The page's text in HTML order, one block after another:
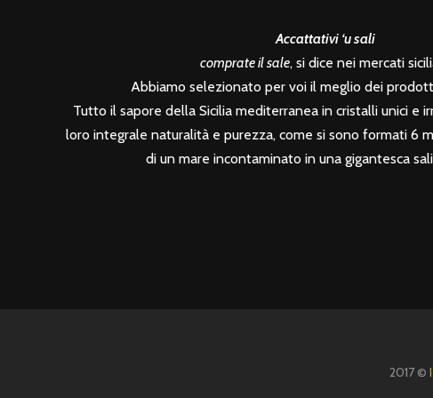
Accattativi ‘u sali
comprate il sale, si dice nei mercati
Abbiamo selezionato per voi il meglio dei
Tutto il sapore della Sicilia mediterranea in cristalli unici e
loro integrale naturalità e purezza, come si sono formati 6
di un mare incontaminato in una gigantesca
2017 ©